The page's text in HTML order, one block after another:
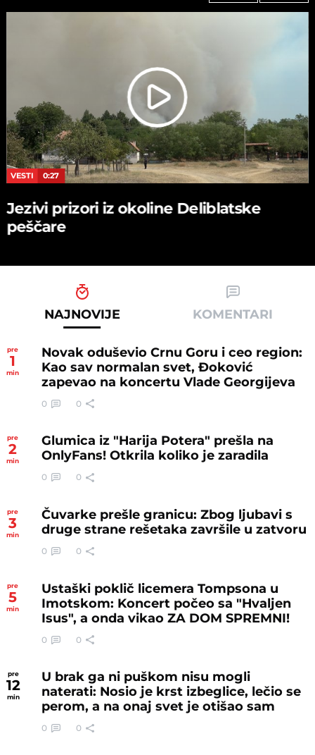
VESTI 0:27
Jezivi prizori iz okoline Deliblatske
peščare
NAJNOVIJE KOMENTARI
pre
1
min
Novak oduševio Crnu Goru i ceo region:
Kao sav normalan svet, Đoković
zapevao na koncertu Vlade Georgijeva
0 0
pre
2
min
Glumica iz "Harija Potera" prešla na
OnlyFans! Otkrila koliko je zaradila
0 0
pre
3
min
Čuvarke prešle granicu: Zbog ljubavi s
druge strane rešetaka završile u zatvoru
0 0
pre
5
min
Ustaški poklič licemera Tompsona u
Imotskom: Koncert počeo sa "Hvaljen
Isus", a onda vikao ZA DOM SPREMNI!
0 0
pre
12
min
U brak ga ni puškom nisu mogli
naterati: Nosio je krst izbeglice, lečio se
perom, a na onaj svet je otišao sam
0 0